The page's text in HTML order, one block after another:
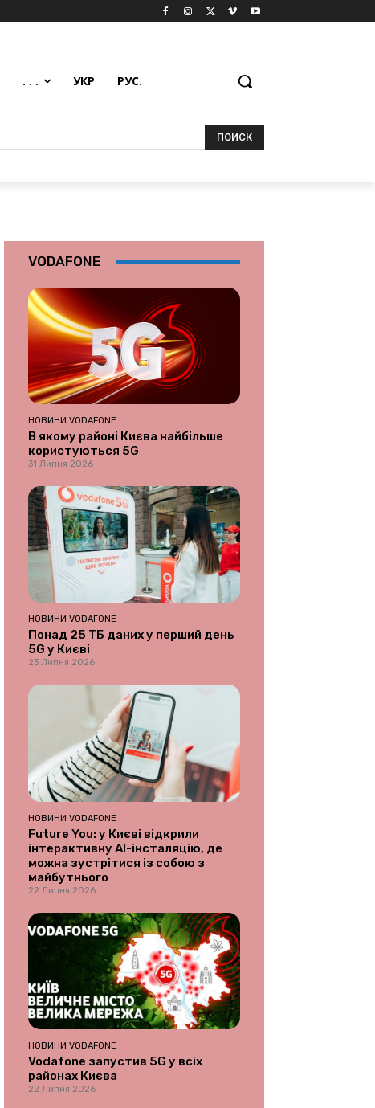
. . . УКР РУС.
ПОИСК
VODAFONE
НОВИНИ VODAFONE
В якому районі Києва найбільше
користуються 5G
31 Липня 2026
НОВИНИ VODAFONE
Понад 25 ТБ даних у перший день
5G у Києві
23 Липня 2026
НОВИНИ VODAFONE
Future You: у Києві відкрили
інтерактивну AI-інсталяцію, де
можна зустрітися із собою з
майбутнього
22 Липня 2026
НОВИНИ VODAFONE
Vodafone запустив 5G у всіх
районах Києва
22 Липня 2026